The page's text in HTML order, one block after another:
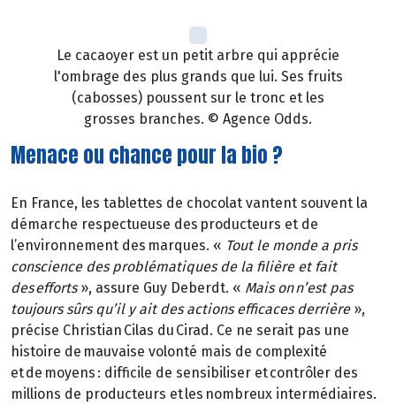
Le cacaoyer est un petit arbre qui apprécie
l'ombrage des plus grands que lui. Ses fruits
(cabosses) poussent sur le tronc et les
grosses branches. © Agence Odds.
Menace ou chance pour la bio ?
En France, les tablettes de chocolat vantent souvent la
démarche respectueuse des producteurs et de
l’environnement des marques. « Tout le monde a pris
conscience des problématiques de la filière et fait
des efforts», assure Guy Deberdt. « Mais on n’est pas
toujours sûrs qu’il y ait des actions efficaces derrière»,
précise Christian Cilas du Cirad. Ce ne serait pas une
histoire de mauvaise volonté mais de complexité
et de moyens : difficile de sensibiliser et contrôler des
millions de producteurs et les nombreux intermédiaires.